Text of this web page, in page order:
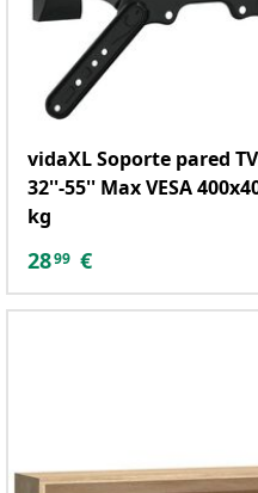
vidaXL Soporte pared
32''-55'' Max VESA
kg
2899 €